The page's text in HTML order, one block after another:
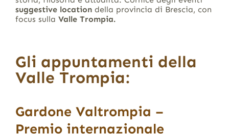
suggestive locationdella provincia di Brescia, con
focus sulla Valle Trompia.
Gli appuntamenti della
Valle Trompia:
Gardone Valtrompia –
Premio internazionale